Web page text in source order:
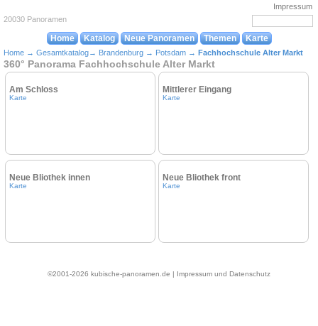
Impressum
20030 Panoramen
Home Katalog Neue Panoramen Themen Karte
Home → Gesamtkatalog→ Brandenburg → Potsdam → Fachhochschule Alter Markt
360° Panorama Fachhochschule Alter Markt
Am Schloss
Karte
Mittlerer Eingang
Karte
Neue Bliothek innen
Karte
Neue Bliothek front
Karte
©2001-2026 kubische-panoramen.de | Impressum und Datenschutz